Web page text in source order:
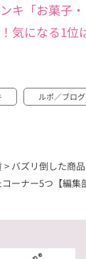
キ「お菓子
気になる1位
ルポ／ブログ
> バズリ倒した商
ーナー5つ【編集